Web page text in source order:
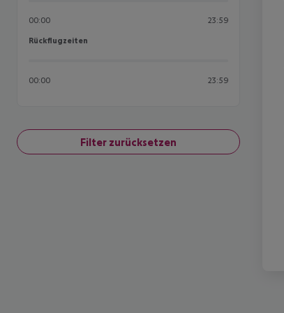
00:00 23:59
Rückflugzeiten
Rückflugzeiten
00:00 23:59
Filter zurücksetzen